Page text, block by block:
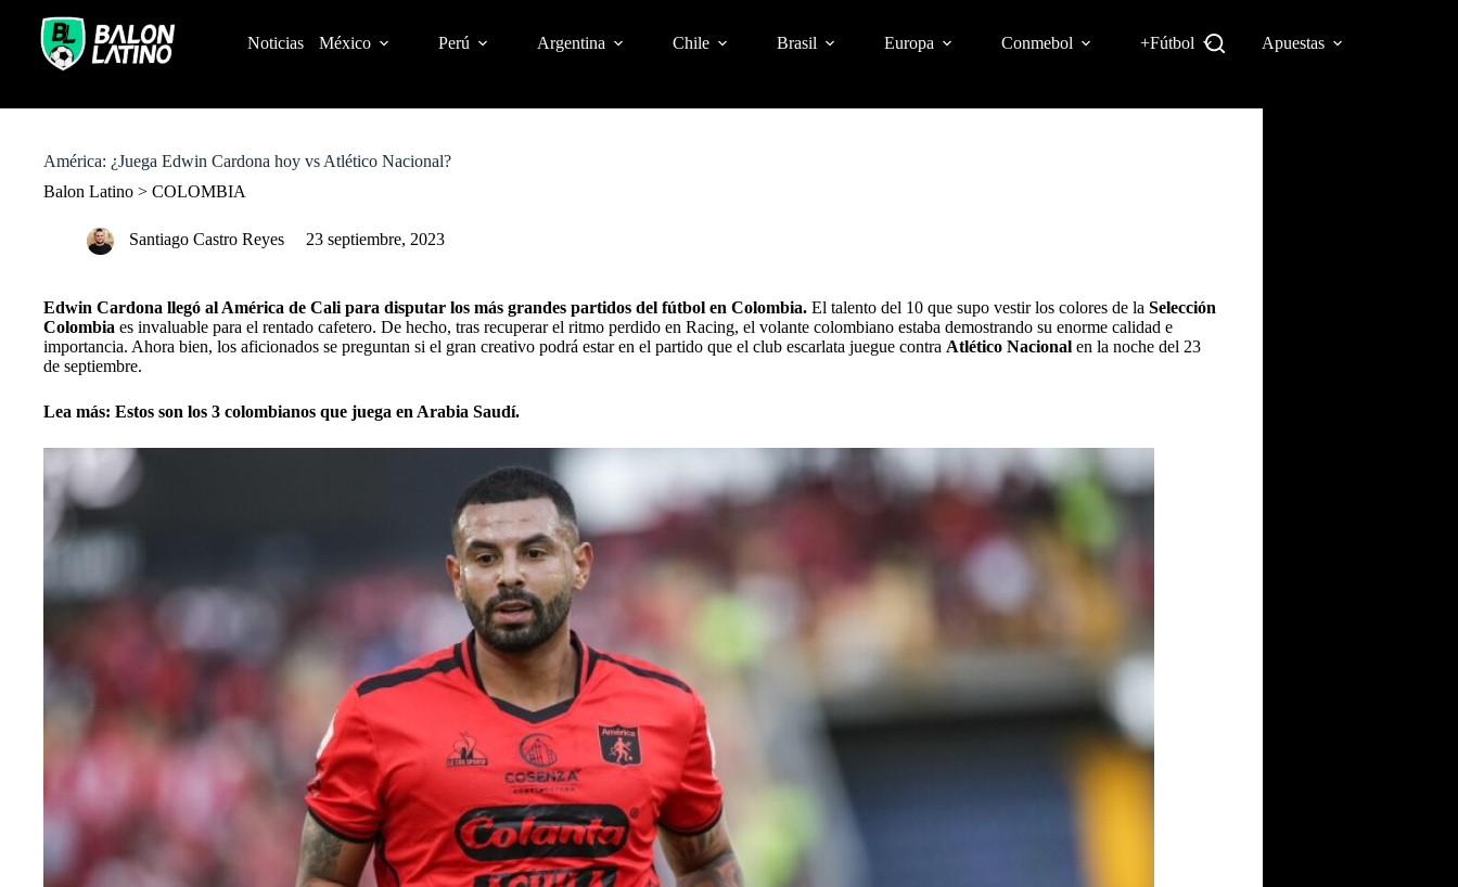
o
Noticias México Perú Argentina Chile Brasil Europa Conmebol +Fútbol Apuestas
América: ¿Juega Edwin Cardona hoy vs Atlético Nacional?
Balon Latino > COLOMBIA
Santiago Castro Reyes 23 septiembre, 2023
Edwin Cardona llegó al América de Cali para disputar los más grandes partidos del fútbol en Colombia. El talento del 10 que supo vestir los colores de la Selección
Colombia es invaluable para el rentado cafetero. De hecho, tras recuperar el ritmo perdido en Racing, el volante colombiano estaba demostrando su enorme calidad e
importancia. Ahora bien, los aficionados se preguntan si el gran creativo podrá estar en el partido que el club escarlata juegue contra Atlético Nacional en la noche del 23
de septiembre.
Lea más: Estos son los 3 colombianos que juega en Arabia Saudí.